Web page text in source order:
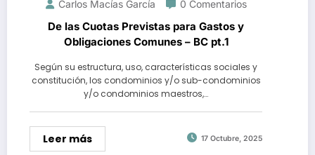
Carlos Macías García 0 Comentarios
De las Cuotas Previstas para Gastos y
Obligaciones Comunes – BC pt.1
Según su estructura, uso, características sociales y
constitución, los condominios y/o sub-condominios
y/o condominios maestros,…
Leer más 17 Octubre, 2025